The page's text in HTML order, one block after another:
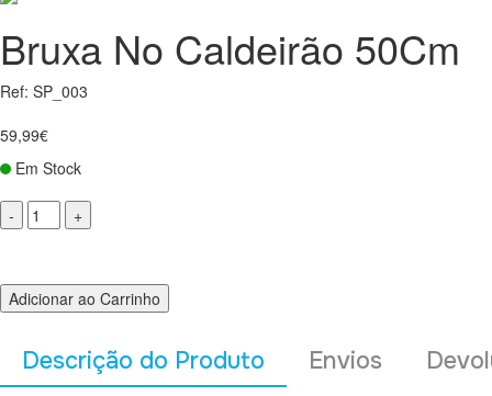
Bruxa No Caldeirão 50Cm
Ref: SP_003
59,99€
Em Stock
Adicionar ao Carrinho
Descrição do Produto Envios